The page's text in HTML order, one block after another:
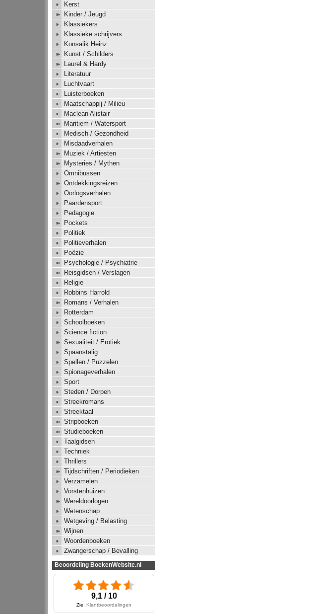
Kerst
Kinder / Jeugd
Klassiekers
Klassieke schrijvers
Konsalik Heinz
Kunst / Schilders
Laurel & Hardy
Literatuur
Luchtvaart
Luisterboeken
Maatschappij / Milieu
Maclean Alistair
Maritiem / Watersport
Medisch / Gezondheid
Misdaadverhalen
Muziek / Artiesten
Mysteries / Mythen
Omnibussen
Ontdekkingsreizen
Oorlogsverhalen
Paardensport
Pedagogie
Pockets
Politiek
Politieverhalen
Poëzie
Psychologie / Psychiatrie
Reisgidsen / Verslagen
Religie
Robbins Harrold
Romans / Verhalen
Rotterdam
Schoolboeken
Science fiction
Sexualiteit / Erotiek
Spaanstalig
Spellen / Puzzelen
Spionageverhalen
Sport
Steden / Dorpen
Streekromans
Streektaal
Stripboeken
Studieboeken
Taalgidsen
Techniek
Thrillers
Tijdschriften / Periodieken
Verzamelen
Vorstenhuizen
Wereldoorlogen
Wetenschap
Wetgeving / Belasting
Wijnen
Woordenboeken
Zwangerschap / Bevalling
Beoordeling BoekenWebsite.nl
9,1 / 10
Zie: Klantbeoordelingen